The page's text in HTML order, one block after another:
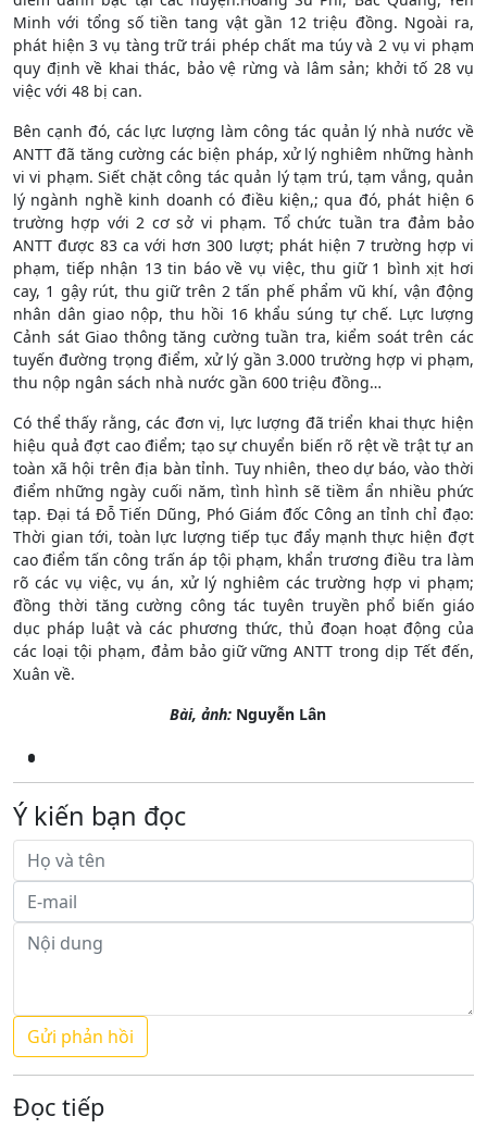
Minh với tổng số tiền tang vật gần 12 triệu đồng. Ngoài ra,
phát hiện 3 vụ tàng trữ trái phép chất ma túy và 2 vụ vi phạm
quy định về khai thác, bảo vệ rừng và lâm sản; khởi tố 28 vụ
việc với 48 bị can.
Bên cạnh đó, các lực lượng làm công tác quản lý nhà nước về
ANTT đã tăng cường các biện pháp, xử lý nghiêm những hành
vi vi phạm. Siết chặt công tác quản lý tạm trú, tạm vắng, quản
lý ngành nghề kinh doanh có điều kiện,; qua đó, phát hiện 6
trường hợp với 2 cơ sở vi phạm. Tổ chức tuần tra đảm bảo
ANTT được 83 ca với hơn 300 lượt; phát hiện 7 trường hợp vi
phạm, tiếp nhận 13 tin báo về vụ việc, thu giữ 1 bình xịt hơi
cay, 1 gậy rút, thu giữ trên 2 tấn phế phẩm vũ khí, vận động
nhân dân giao nộp, thu hồi 16 khẩu súng tự chế. Lực lượng
Cảnh sát Giao thông tăng cường tuần tra, kiểm soát trên các
tuyến đường trọng điểm, xử lý gần 3.000 trường hợp vi phạm,
thu nộp ngân sách nhà nước gần 600 triệu đồng…
Có thể thấy rằng, các đơn vị, lực lượng đã triển khai thực hiện
hiệu quả đợt cao điểm; tạo sự chuyển biến rõ rệt về trật tự an
toàn xã hội trên địa bàn tỉnh. Tuy nhiên, theo dự báo, vào thời
điểm những ngày cuối năm, tình hình sẽ tiềm ẩn nhiều phức
tạp. Đại tá Đỗ Tiến Dũng, Phó Giám đốc Công an tỉnh chỉ đạo:
Thời gian tới, toàn lực lượng tiếp tục đẩy mạnh thực hiện đợt
cao điểm tấn công trấn áp tội phạm, khẩn trương điều tra làm
rõ các vụ việc, vụ án, xử lý nghiêm các trường hợp vi phạm;
đồng thời tăng cường công tác tuyên truyền phổ biến giáo
dục pháp luật và các phương thức, thủ đoạn hoạt động của
các loại tội phạm, đảm bảo giữ vững ANTT trong dịp Tết đến,
Xuân về.
Bài, ảnh: Nguyễn Lân
Ý kiến bạn đọc
Đọc tiếp